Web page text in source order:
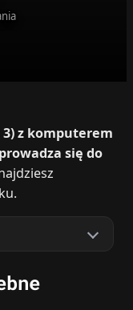
3) z komputerem
się do